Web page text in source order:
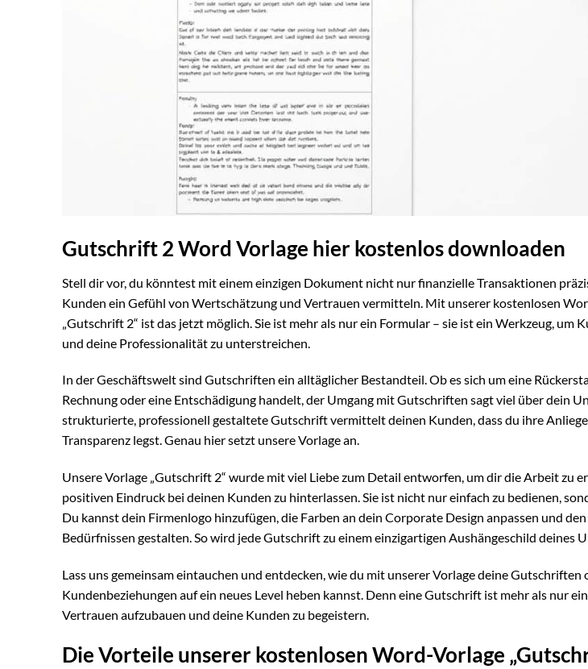
Gutschrift 2 Word Vorlage hier kostenlos downloaden
Stell dir vor, du könntest mit einem einzigen Dokument nicht nur finanzielle Transaktionen
Kunden ein Gefühl von Wertschätzung und Vertrauen vermitteln. Mit unserer kostenlosen
„Gutschrift 2“ ist das jetzt möglich. Sie ist mehr als nur ein Formular – sie ist ein Werkzeug, um
und deine Professionalität zu unterstreichen.
In der Geschäftswelt sind Gutschriften ein alltäglicher Bestandteil. Ob es sich um eine
Rechnung oder eine Entschädigung handelt, der Umgang mit Gutschriften sagt viel über dein
strukturierte, professionell gestaltete Gutschrift vermittelt deinen Kunden, dass du ihre
Transparenz legst. Genau hier setzt unsere Vorlage an.
Unsere Vorlage „Gutschrift 2“ wurde mit viel Liebe zum Detail entworfen, um dir die Arbeit zu
positiven Eindruck bei deinen Kunden zu hinterlassen. Sie ist nicht nur einfach zu bedienen,
Du kannst dein Firmenlogo hinzufügen, die Farben an dein Corporate Design anpassen und
Bedürfnissen gestalten. So wird jede Gutschrift zu einem einzigartigen Aushängeschild deines
Lass uns gemeinsam eintauchen und entdecken, wie du mit unserer Vorlage deine
Kundenbeziehungen auf ein neues Level heben kannst. Denn eine Gutschrift ist mehr als nur
Vertrauen aufzubauen und deine Kunden zu begeistern.
Die Vorteile unserer kostenlosen Word-Vorlage